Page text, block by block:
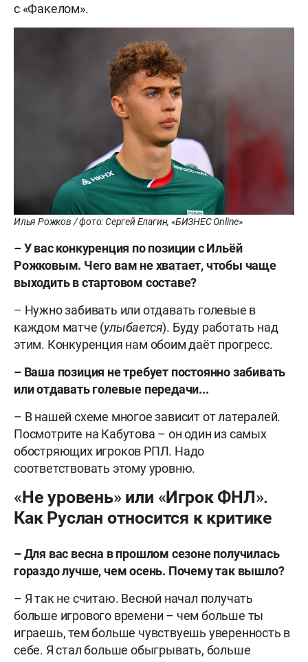
с «Факелом».
Илья Рожков / фото: Сергей Елагин, «БИЗНЕС Online»
– У вас конкуренция по позиции с Ильёй
Рожковым. Чего вам не хватает, чтобы чаще
выходить в стартовом составе?
– Нужно забивать или отдавать голевые в
каждом матче (улыбается). Буду работать над
этим. Конкуренция нам обоим даёт прогресс.
– Ваша позиция не требует постоянно забивать
или отдавать голевые передачи...
– В нашей схеме многое зависит от латералей.
Посмотрите на Кабутова – он один из самых
обостряющих игроков РПЛ. Надо
соответствовать этому уровню.
«Не уровень» или «Игрок ФНЛ».
Как Руслан относится к критике
– Для вас весна в прошлом сезоне получилась
гораздо лучше, чем осень. Почему так вышло?
– Я так не считаю. Весной начал получать
больше игрового времени – чем больше ты
играешь, тем больше чувствуешь уверенность в
себе. Я стал больше обыгрывать, больше